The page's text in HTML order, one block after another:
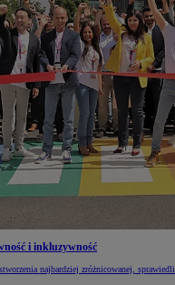
i inkluzywność
najbardziej zróżnicowanej,